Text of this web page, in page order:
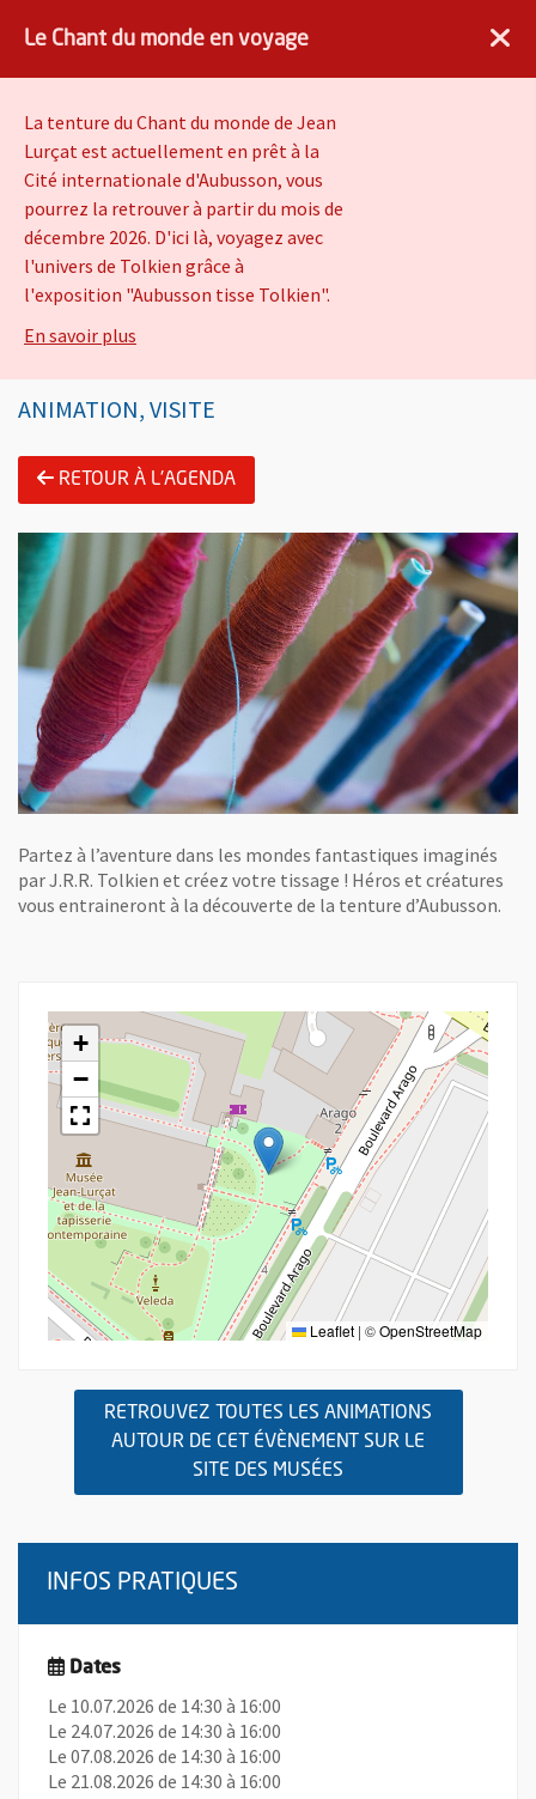
Vivre à Angers
Ville d'Angers
VOIR
Angers.fr : Retour à l'accueil
Aventure tissée en Terre
du Milieu - 7/10 ans
Information importante
Le Chant du monde en voyage
La tenture du Chant du monde de Jean
Lurçat est actuellement en prêt à la
Cité internationale d'Aubusson, vous
pourrez la retrouver à partir du mois de
décembre 2026. D'ici là, voyagez avec
l'univers de Tolkien grâce à
l'exposition "Aubusson tisse Tolkien".
En savoir plus
Présentation de l'évènement
ANIMATION, VISITE
RETOUR À L'AGENDA
Partez à l’aventure dans les mondes fantastiques imaginés
par J.R.R. Tolkien et créez votre tissage ! Héros et créatures
vous entraineront à la découverte de la tenture d’Aubusson.
+
−
Leaflet | ©OpenStreetMap
RETROUVEZ TOUTES LES ANIMATIONS
AUTOUR DE CET ÉVÈNEMENT SUR LE
SITE DES MUSÉES
INFOS PRATIQUES
Dates
Le 10.07.2026 de 14:30 à 16:00
Le 24.07.2026 de 14:30 à 16:00
Le 07.08.2026 de 14:30 à 16:00
Le 21.08.2026 de 14:30 à 16:00